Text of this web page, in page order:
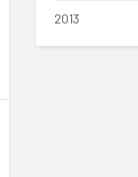
2013